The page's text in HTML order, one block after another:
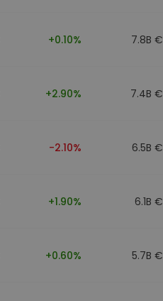
+0.10% 7.8B €
+2.90% 7.4B €
-2.10% 6.5B €
+1.90% 6.1B €
+0.60% 5.7B €